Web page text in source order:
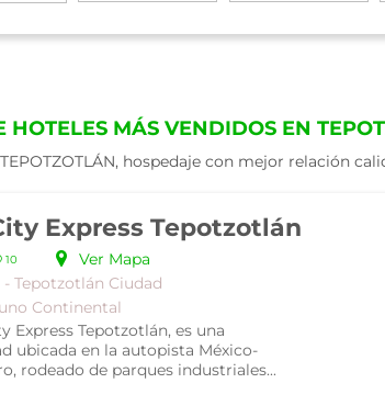
HOTELES MÁS VENDIDOS EN
hospedaje con mejor relación
Express Tepotzotlán
10
Ver Mapa
Tepotzotlán Ciudad
Continental
Express Tepotzotlán, es una
ubicada en la autopista México-
rodeado de parques industriales...